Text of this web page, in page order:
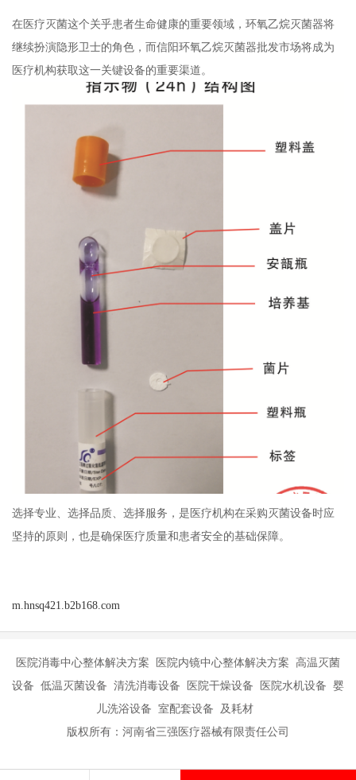
在医疗灭菌这个关乎患者生命健康的重要领域，环氧乙烷灭菌器将
继续扮演隐形卫士的角色，而信阳环氧乙烷灭菌器批发市场将成为
医疗机构获取这一关键设备的重要渠道。
选择专业、选择品质、选择服务，是医疗机构在采购灭菌设备时应
坚持的原则，也是确保医疗质量和患者安全的基础保障。
m.hnsq421.b2b168.com
医院消毒中心整体解决方案 医院内镜中心整体解决方案 高温灭菌
设备 低温灭菌设备 清洗消毒设备 医院干燥设备 医院水机设备 婴
儿洗浴设备 室配套设备 及耗材
版权所有：河南省三强医疗器械有限责任公司